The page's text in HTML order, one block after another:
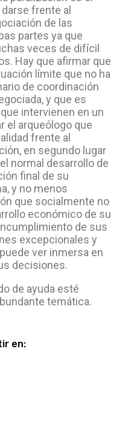
frente al
de las
partes ya que
veces de difícil
Hay que afirmar que
límite que no ha
de coordinación
y que es
intervienen en un
el arqueólogo que
frente al
en segundo lugar
normal desarrollo de
final de su
y no menos
que socialmente no
económico de su
de sus
excepcionales y
ver inmersa en
decisiones.
de ayuda esté
temática.
en: